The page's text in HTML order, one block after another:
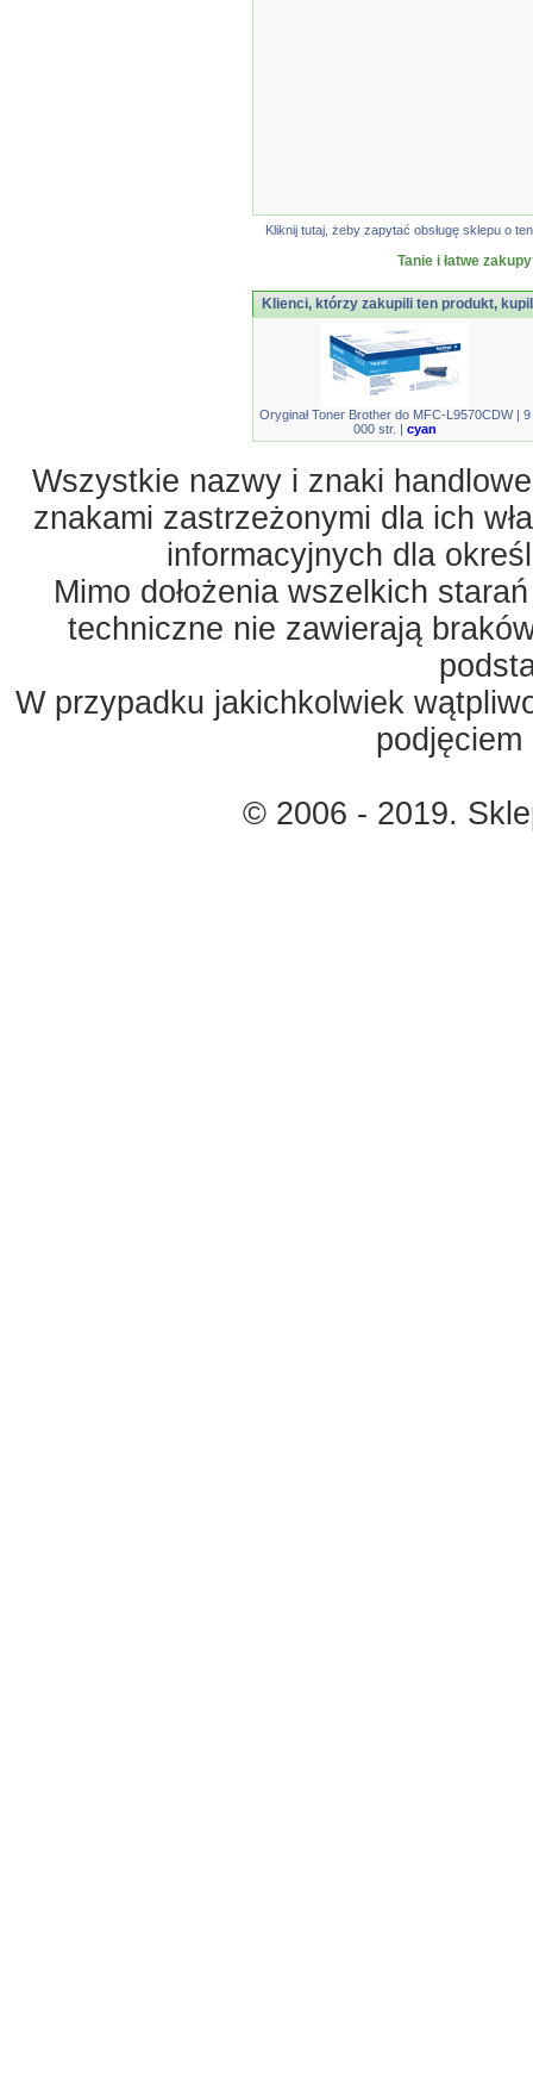
Kliknij tutaj, żeby zapytać obsługę sklepu o
Tanie i łatwe
Klienci, którzy zakupili ten produkt,
Oryginał Toner Brother do MFC-L9570CDW | 9
000 str. | cyan
Wszystkie nazwy i znaki
znakami zastrzeżonymi dla ich
informacyjnych dla
Mimo dołożenia wszelkich
techniczne nie zawierają
W przypadku jakichkolwiek
© 2006 - 2019.